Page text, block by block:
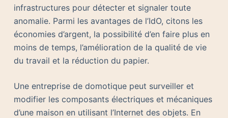
infrastructures pour détecter et signaler toute
anomalie. Parmi les avantages de l’IdO, citons les
économies d’argent, la possibilité d’en faire plus en
moins de temps, l’amélioration de la qualité de vie
du travail et la réduction du papier.
Une entreprise de domotique peut surveiller et
modifier les composants électriques et mécaniques
d’une maison en utilisant l’Internet des objets. En